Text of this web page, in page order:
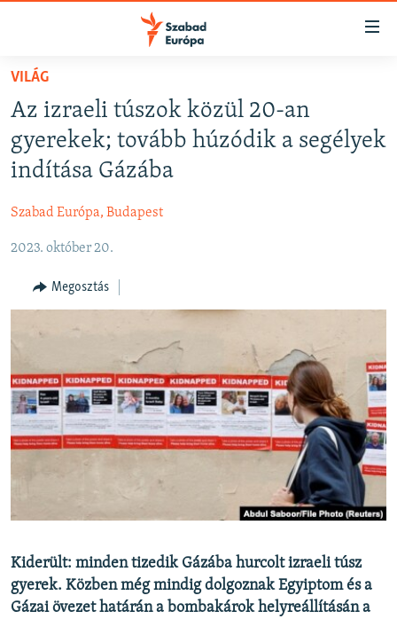
Akadálymentes
Ugrás
fő
oldalra
Ugrás
tartalomjegyzékre
NAPIRENDEN
AKTUÁLIS
PODCASTOK
ELEMZŐ
NER15
SZABADON
DEMOKRÁCIA
A PÉNZ NYOMÁBAN
EURÓPAI UNIÓ
VILÁG
KLÍMAVÁLTOZÁS
A MÚLT TANULSÁGAI
KÖVESSEN MINKET!
VILÁG
Az izraeli túszok közül 20-an
gyerekek; tovább húzódik a segélyek
indítása Gázába
Szabad Európa, Budapest
2023. október 20.
Megosztás
Kiderült: minden tizedik Gázába hurcolt izraeli túsz
gyerek. Közben még mindig dolgoznak Egyiptom és a
Gázai övezet határán a bombakárok helyreállításán a
FELIRATKOZÁS
Spotify